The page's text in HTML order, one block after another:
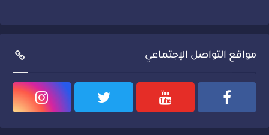
مواقع التواصل الإجتماعي